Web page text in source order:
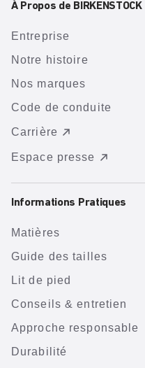
À Propos de BIRKENSTOCK
Entreprise
Notre histoire
Nos marques
Code de conduite
Carrière
Espace presse
Informations Pratiques
Matières
Guide des tailles
Lit de pied
Conseils & entretien
Approche responsable
Durabilité